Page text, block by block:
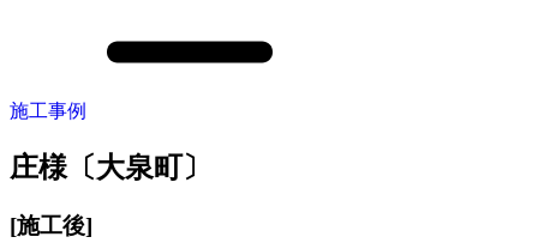
施工事例
庄様〔大泉町〕
[施工後]